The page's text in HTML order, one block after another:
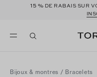
15 % DE RABAIS SUR
Bijoux & montres / Bracelets